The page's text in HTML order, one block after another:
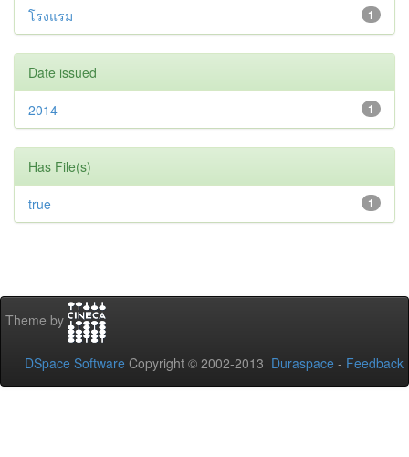
1
โรงแรม
Date issued
1
2014
Has File(s)
1
true
Theme by
DSpace Software Copyright © 2002-2013 Duraspace - Feedback